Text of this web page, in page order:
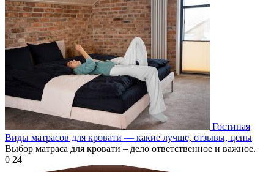
Гостиная
Виды матрасов для кровати — какие лучше, отзывы, цены
Выбор матраса для кровати – дело ответственное и важное.
0 24